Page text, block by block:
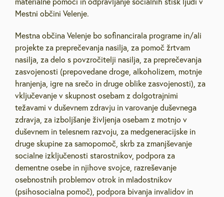
Mestni občini Velenje.
Mestna občina Velenje bo sofinancirala programe in/ali
projekte za preprečevanja nasilja, za pomoč žrtvam
nasilja, za delo s povzročitelji nasilja, za preprečevanja
zasvojenosti (prepovedane droge, alkoholizem, motnje
hranjenja, igre na srečo in druge oblike zasvojenosti), za
vključevanje v skupnost osebam z dolgotrajnimi
težavami v duševnem zdravju in varovanje duševnega
zdravja, za izboljšanje življenja osebam z motnjo v
duševnem in telesnem razvoju, za medgeneracijske in
druge skupine za samopomoč, skrb za zmanjševanje
socialne izključenosti starostnikov, podpora za
dementne osebe in njihove svojce, razreševanje
osebnostnih problemov otrok in mladostnikov
(psihosocialna pomoč), podpora bivanja invalidov in